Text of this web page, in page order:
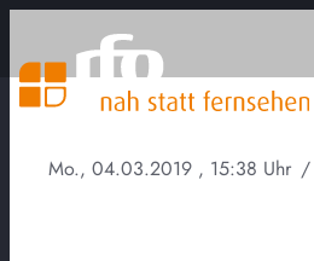
Mo., 04.03.2019 , 15:38 Uhr /